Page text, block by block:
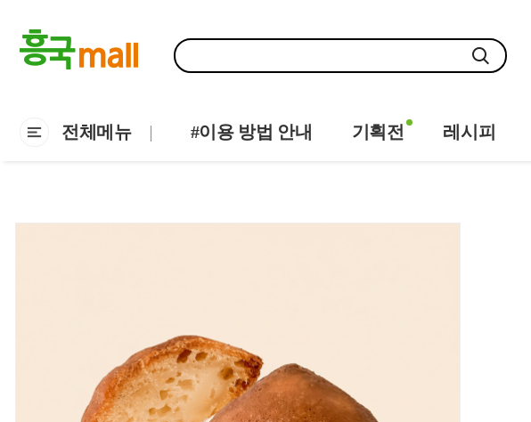
전체메뉴 #이용 방법 안내 기획전 레시피